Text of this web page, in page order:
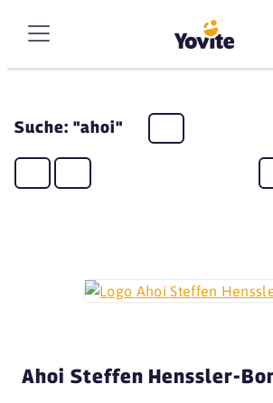
Suche: "ahoi"
Ahoi Steffen Henssler-